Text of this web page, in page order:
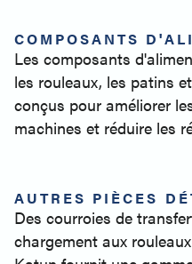
COMPOSANTS
Les composants
les rouleaux, les patins
conçus pour améliorer
machines et réduire les
AUTRES PIÈCES
Des courroies de
chargement aux